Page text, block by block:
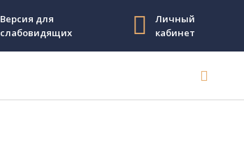
Версия для
слабовидящих
Личный
кабинет